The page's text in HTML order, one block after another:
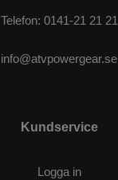
Telefon: 0141-21 21 21
info@atvpowergear.se
Kundservice
Logga in